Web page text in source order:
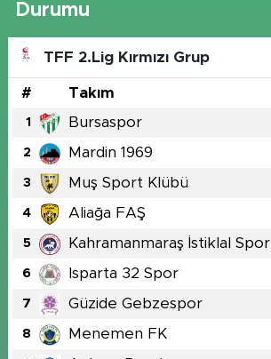
Durumu
TFF 2.Lig Kırmızı Grup
# Takım
1 Bursaspor
2 Mardin 1969
3 Muş Sport Klübü
4 Aliağa FAŞ
5 Kahramanmaraş İstiklal Spor
6 Isparta 32 Spor
7 Güzide Gebzespor
8 Menemen FK